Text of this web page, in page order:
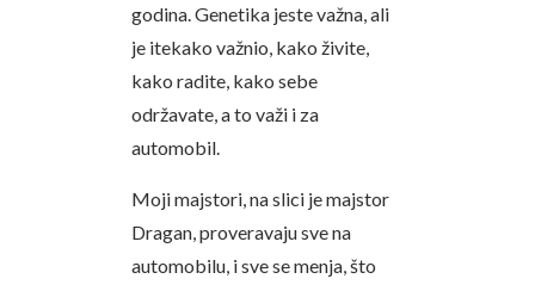
godina. Genetika jeste važna, ali
je itekako važnio, kako živite,
kako radite, kako sebe
održavate, a to važi i za
automobil.
Moji majstori, na slici je majstor
Dragan, proveravaju sve na
automobilu, i sve se menja, što